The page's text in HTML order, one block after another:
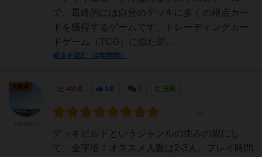
で、最終的には自分のデッキに多くの得点カー
ドを獲得するゲームです。トレーディングカー
ドゲーム（TCG）に似た部...
続きを読む（4年弱前）
400名 1名 充実
デッキビルドというジャンルの生みの親にし
て、金字塔！オススメ人数は2-3人、プレイ時間
大賢者